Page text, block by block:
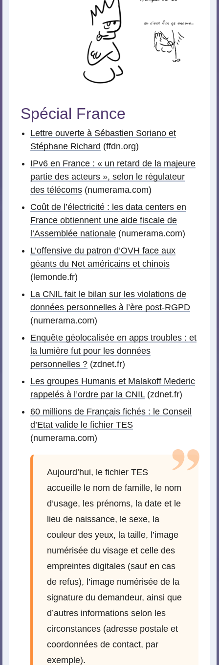
Spécial France
Lettre ouverte à Sébastien Soriano et
Stéphane Richard (ffdn.org)
IPv6 en France : « un retard de la majeure
partie des acteurs », selon le régulateur
des télécoms (numerama.com)
Coût de l’électricité : les data centers en
France obtiennent une aide fiscale de
l’Assemblée nationale (numerama.com)
L’offensive du patron d’OVH face aux
géants du Net américains et chinois
(lemonde.fr)
La CNIL fait le bilan sur les violations de
données personnelles à l’ère post-RGPD
(numerama.com)
Enquête géolocalisée en apps troubles : et
la lumière fut pour les données
personnelles ? (zdnet.fr)
Les groupes Humanis et Malakoff Mederic
rappelés à l’ordre par la CNIL(zdnet.fr)
60 millions de Français fichés : le Conseil
d’Etat valide le fichier TES
(numerama.com)
Aujourd’hui, le fichier TES
accueille le nom de famille, le nom
d’usage, les prénoms, la date et le
lieu de naissance, le sexe, la
couleur des yeux, la taille, l’image
numérisée du visage et celle des
empreintes digitales (sauf en cas
de refus), l’image numérisée de la
signature du demandeur, ainsi que
d’autres informations selon les
circonstances (adresse postale et
coordonnées de contact, par
exemple).